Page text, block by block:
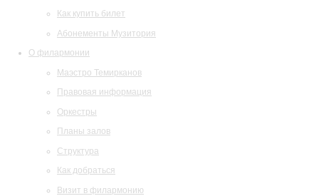
Как купить билет
Абонементы Музитория
О филармонии
Маэстро Темирканов
Правовая информация
Оркестры
Планы залов
Структура
Как добраться
Визит в филармонию